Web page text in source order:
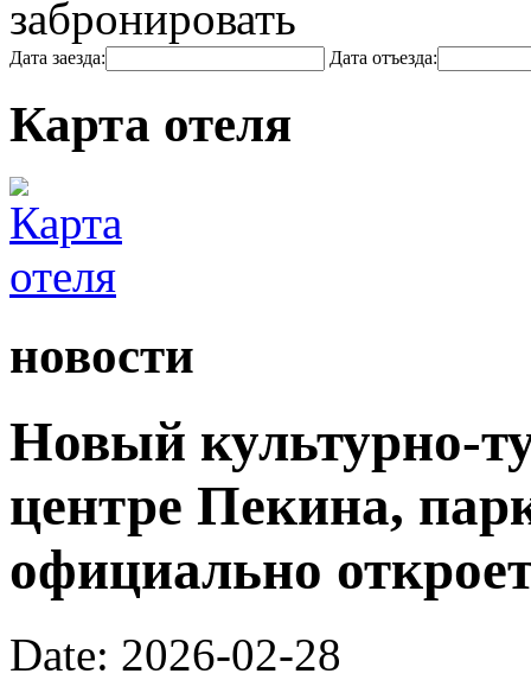
забронировать
Дата заезда: Дата отъезда:
Карта отеля
новости
Новый культурно-
центре Пекина,
официально
Date: 2026-02-28